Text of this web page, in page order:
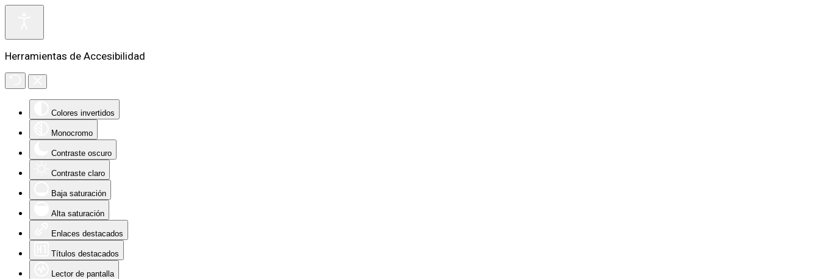
Herramientas de Accesibilidad
Colores invertidos
Monocromo
Contraste oscuro
Contraste claro
Baja saturación
Alta saturación
Enlaces destacados
Títulos destacados
Lector de pantalla